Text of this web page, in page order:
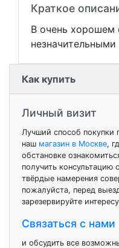
Краткое
В очень хорошем
Как купить
Личный визит
Лучший способ покупки
наш магазин в Москве,
обстановке
получить консультацию
твёрдые намерения
пожалуйста, перед
зарезервируйте
Связаться с нами
и обсудить все